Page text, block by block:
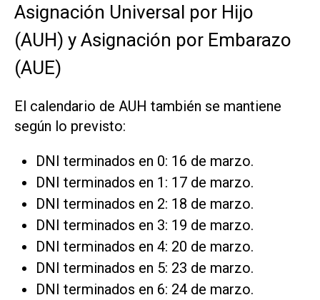
Asignación Universal por Hijo
(AUH) y Asignación por Embarazo
(AUE)
El calendario de AUH también se mantiene
según lo previsto:
DNI terminados en 0: 16 de marzo.
DNI terminados en 1: 17 de marzo.
DNI terminados en 2: 18 de marzo.
DNI terminados en 3: 19 de marzo.
DNI terminados en 4: 20 de marzo.
DNI terminados en 5: 23 de marzo.
DNI terminados en 6: 24 de marzo.